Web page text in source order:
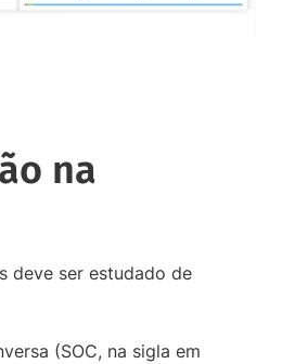
na
deve ser estudado de
(SOC, na sigla em